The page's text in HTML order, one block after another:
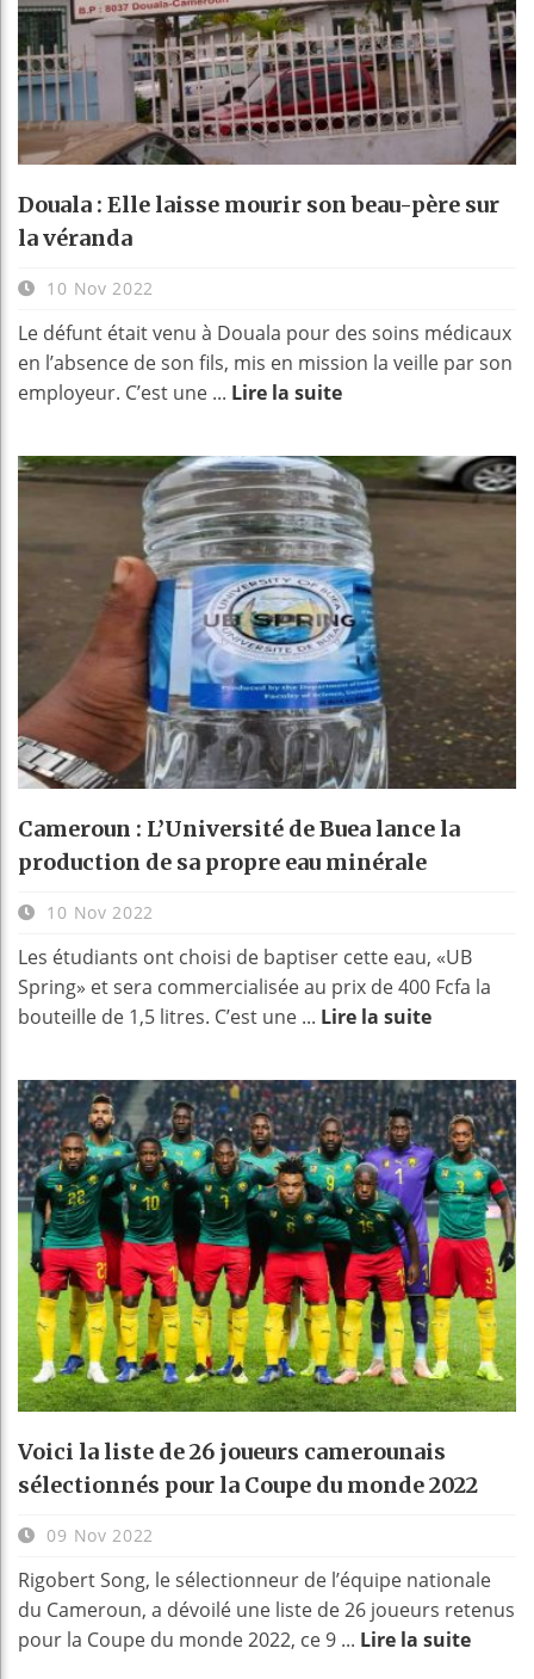
Douala : Elle laisse mourir son beau-père sur
la véranda
10 Nov 2022
Le défunt était venu à Douala pour des soins médicaux
en l’absence de son fils, mis en mission la veille par son
employeur. C’est une ... Lire la suite
Cameroun : L’Université de Buea lance la
production de sa propre eau minérale
10 Nov 2022
Les étudiants ont choisi de baptiser cette eau, «UB
Spring» et sera commercialisée au prix de 400 Fcfa la
bouteille de 1,5 litres. C’est une ... Lire la suite
Voici la liste de 26 joueurs camerounais
sélectionnés pour la Coupe du monde 2022
09 Nov 2022
Rigobert Song, le sélectionneur de l’équipe nationale
du Cameroun, a dévoilé une liste de 26 joueurs retenus
pour la Coupe du monde 2022, ce 9 ... Lire la suite